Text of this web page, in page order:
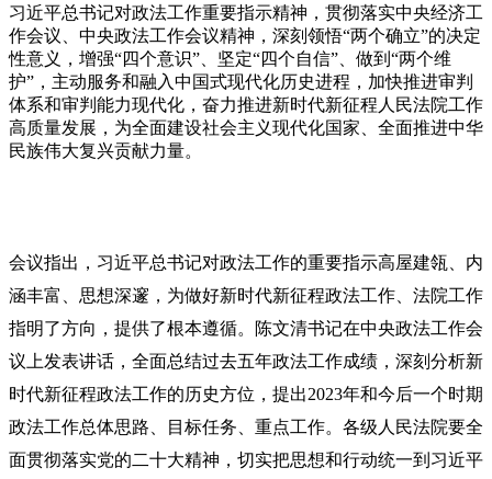
习近平总书记对政法工作重要指示精神，贯彻落实中央经济工
作会议、中央政法工作会议精神，深刻领悟“两个确立”的决定
性意义，增强“四个意识”、坚定“四个自信”、做到“两个维
护”，主动服务和融入中国式现代化历史进程，加快推进审判
体系和审判能力现代化，奋力推进新时代新征程人民法院工作
高质量发展，为全面建设社会主义现代化国家、全面推进中华
民族伟大复兴贡献力量。
会议指出， 习近平总书记对政法工作的重要指示高屋建瓴、内
涵丰富、思想深邃，为做好新时代新征程政法工作、法院工作
指明了方向，提供了根本遵循。陈文清书记在中央政法工作会
议上发表讲话，全面总结过去五年政法工作成绩，深刻分析新
时代新征程政法工作的历史方位，提出2023年和今后一个时期
政法工作总体思路、目标任务、重点工作。各级人民法院要全
面贯彻落实党的二十大精神，切实把思想和行动统一到 习近平